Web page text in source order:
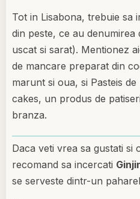
Tot in Lisabona, trebuie sa
din peste, ce au denumirea
uscat si sarat). Mentionez
de mancare preparat din
marunt si oua, si Pasteis
cakes, un produs de
branza.
Daca veti vrea sa gustati si
recomand sa incercati
se serveste dintr-un